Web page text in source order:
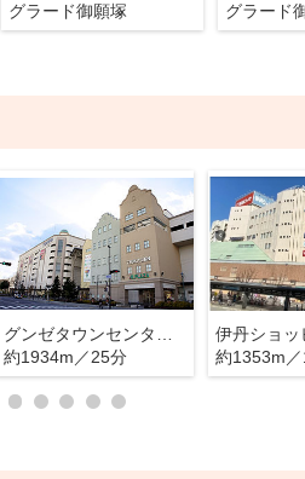
グラード御願塚 グラード
グンゼタウンセンターつかしん
約1934m／25分
約1353m